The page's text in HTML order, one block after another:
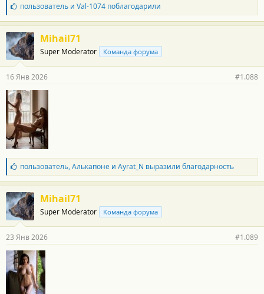
Б
л
а
г
о
д
а
н
о
с
т
и
:
пользовательи Val-1074поблагодарили
Mihail71
Super Moderator Команда форума
16 Янв 2026 #1.088
Б
л
а
г
о
д
а
н
о
с
т
и
:
пользователь,Алькапонеи Ayrat_N выразили благодарность
Mihail71
Super Moderator Команда форума
23 Янв 2026 #1.089